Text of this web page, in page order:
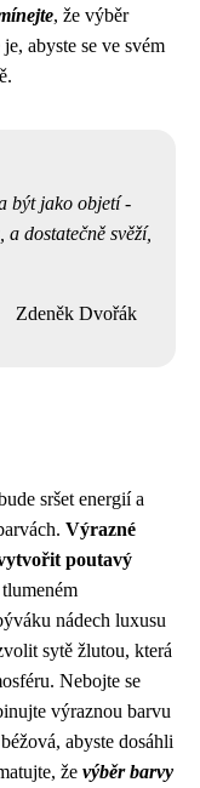
, že výběr
abyste se ve svém
být jako objetí -
dostatečně svěží,
Zdeněk Dvořák
sršet energií a
Výrazné
poutavý
nádech luxusu
sytě žlutou, která
Nebojte se
výraznou barvu
abyste dosáhli
že výběr barvy